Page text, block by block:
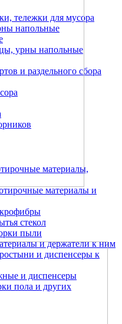
тележки для мусора
напольные
урны напольные
и раздельного сбора
материалы,
материалы и
стекол
пыли
и держатели к ним
и диспенсеры к
и диспенсеры
пола и других